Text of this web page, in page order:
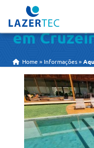
em
Home » Informações »